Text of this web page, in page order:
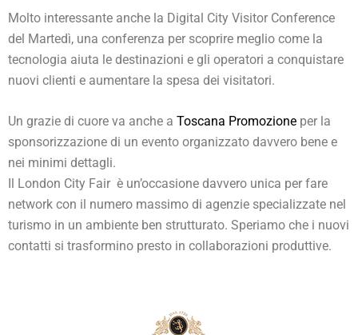
Molto interessante anche la Digital City Visitor Conference
del Martedì, una conferenza per scoprire meglio come la
tecnologia aiuta le destinazioni e gli operatori a conquistare
nuovi clienti e aumentare la spesa dei visitatori.
Un grazie di cuore va anche a Toscana Promozione per la
sponsorizzazione di un evento organizzato davvero bene e
nei minimi dettagli.
Il London City Fair è un’occasione davvero unica per fare
network con il numero massimo di agenzie specializzate nel
turismo in un ambiente ben strutturato. Speriamo che i nuovi
contatti si trasformino presto in collaborazioni produttive.